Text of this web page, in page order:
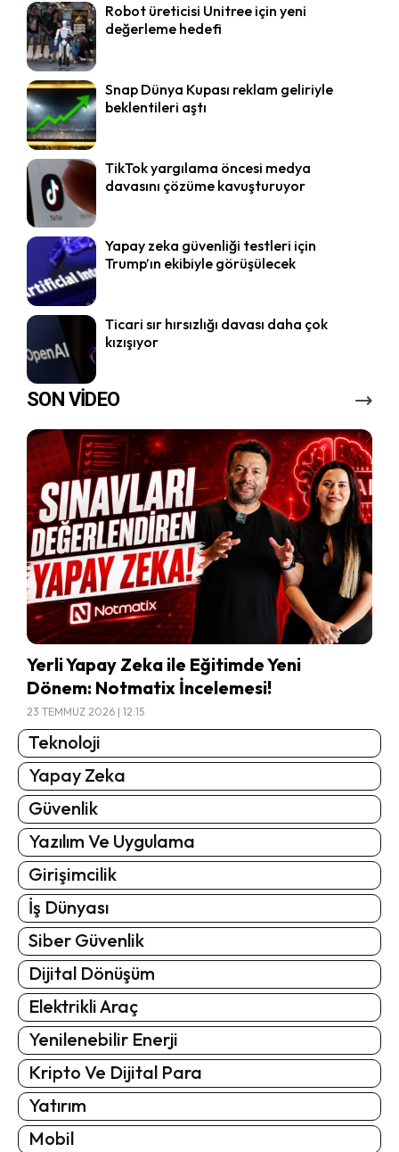
Robot üreticisi Unitree için yeni
değerleme hedefi
Snap Dünya Kupası reklam geliriyle
beklentileri aştı
TikTok yargılama öncesi medya
davasını çözüme kavuşturuyor
Yapay zeka güvenliği testleri için
Trump’ın ekibiyle görüşülecek
Ticari sır hırsızlığı davası daha çok
kızışıyor
SON VİDEO
Yerli Yapay Zeka ile Eğitimde Yeni
Dönem: Notmatix İncelemesi!
23 TEMMUZ 2026 | 12:15
Teknoloji
Yapay Zeka
Güvenlik
Yazılım Ve Uygulama
Girişimcilik
İş Dünyası
Siber Güvenlik
Dijital Dönüşüm
Elektrikli Araç
Yenilenebilir Enerji
Kripto Ve Dijital Para
Yatırım
Mobil